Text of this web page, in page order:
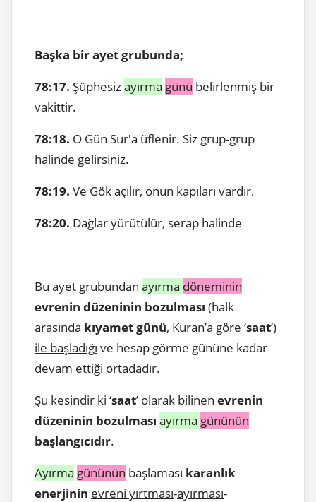
Başka bir ayet grubunda;
78:17. Şüphesizayırma günü belirlenmiş bir
vakittir.
78:18. O Gün Sur'a üflenir. Siz grup-grup
halinde gelirsiniz.
78:19. Ve Gök açılır, onun kapıları vardır.
78:20. Dağlar yürütülür, serap halinde
Bu ayet grubundan ayırma döneminin
evrenin düzeninin bozulması (halk
arasında kıyamet günü, Kuran’a göre ‘saat’)
ile başladığı ve hesap görme gününe kadar
devam ettiği ortadadır.
Şu kesindir ki ‘saat’ olarak bilinen evrenin
düzeninin bozulması ayırma gününün
başlangıcıdır.
Ayırma gününün başlaması karanlık
enerjinin evreni yırtması-ayırması-